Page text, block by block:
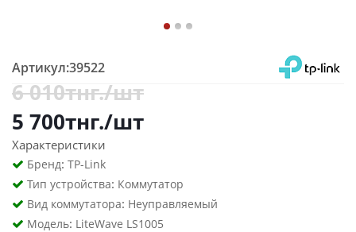
Артикул:39522
6 010тнг./шт
5 700тнг./шт
Характеристики
Бренд: TP-Link
Тип устройства: Коммутатор
Вид коммутатора: Неуправляемый
Модель: LiteWave LS1005